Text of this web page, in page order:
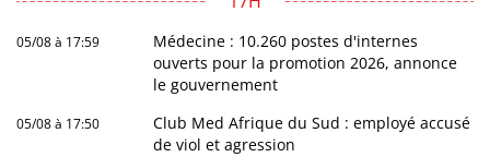
05/08 à 17:59
Médecine : 10.260 postes d'internes
ouverts pour la promotion 2026, annonce
le gouvernement
05/08 à 17:50
Club Med Afrique du Sud : employé accusé
de viol et agression